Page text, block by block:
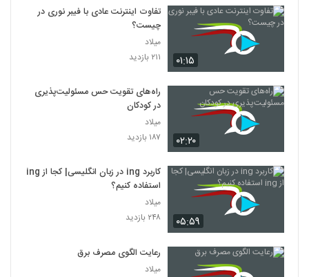
۰۱:۱۵
تفاوت اینترنت عادی با فیبر نوری در
چیست؟
میلاد
۲۱۱ بازدید
۰۲:۲۰
راه‌های تقویت حس مسئولیت‌پذیری
در کودکان
میلاد
۱۸۷ بازدید
۰۵:۵۹
کاربرد ing در زبان انگلیسی| کجا از ing
استفاده کنیم؟
میلاد
۲۴۸ بازدید
رعایت الگوی مصرف برق
میلاد